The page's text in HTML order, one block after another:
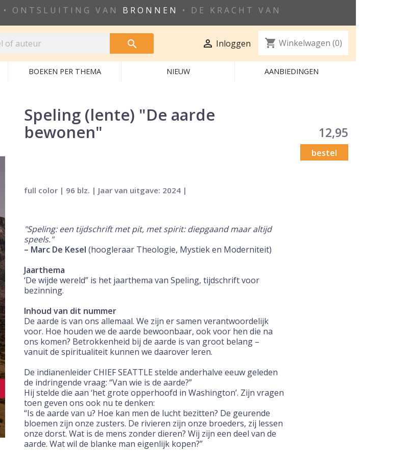
• ONTSLUITING VAN BRONNEN
• DE KRACHT VAN
  Inloggen shopping_cart Winkelwagen (0)
BOEKEN PER THEMA NIEUW AANBIEDINGEN
Speling (lente) "De aarde
bewonen"
12,95
bestel
full color | 96 blz. | Jaar van uitgave: 2024 |
"Speling: een tijdschrift met pit, met spirit: diepgaand maar altijd
speels."
– Marc De Kesel (hoogleraar Theologie, Mystiek en Moderniteit)
Jaarthema
‘De wijde wereld” is het jaarthema van Speling, tijdschrift voor
bezinning.
Inhoud van dit nummer
De aarde is van ons allemaal. We zijn er samen verantwoordelijk
voor. Hoe houden we de aarde bewoonbaar, ook voor hen die na
ons komen? Betrokkenheid bij de aarde is van groot belang –
vanuit de spiritualiteit kunnen we daarover leren.
De indianenleider CHIEF SEATTLE stelde anderhalve eeuw geleden
de indringende vraag: “Van wie is de aarde?”
Hij stelde die aan ‘het grote opperhoofd in Washington’. Zijn vragen
toen geven ons ook nu te denken:
“Is de aarde van u? Hoe kan men de lucht bezitten? De geurende
bloemen zijn onze zusters. De rivieren zijn onze broeders, zij lessen
onze dorst. Wat is de mens zonder dieren? Wij zijn een deel van de
aarde. Wat wil de blanke man eigenlijk kopen?”